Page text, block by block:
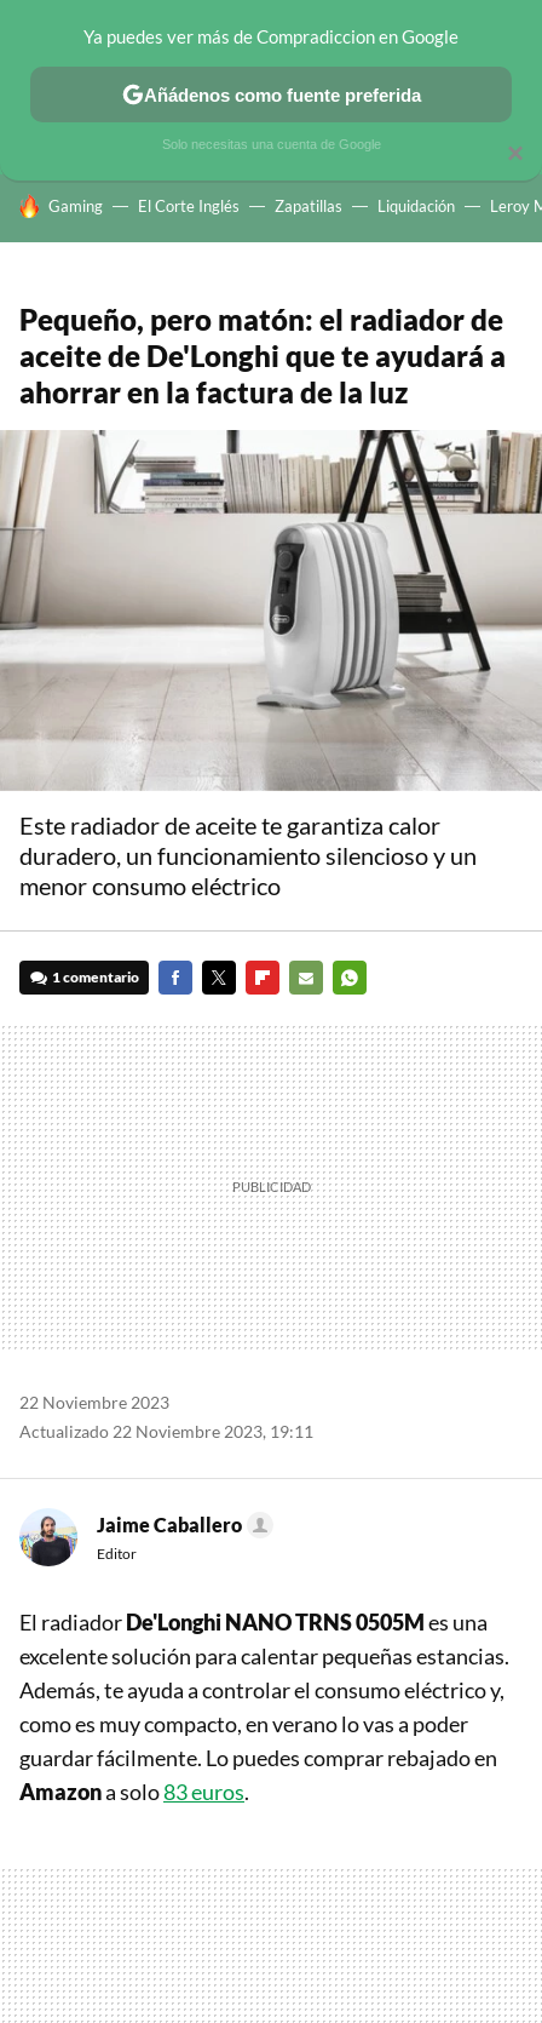
CHOLLOS TELEGRAM OFERTAS EN MÓVILES OFERTAS EN
HOY SE HABLA DE
Gaming El Corte Inglés Zapatillas Liquidación Leroy
Pequeño, pero matón: el radiador de
aceite de De'Longhi que te ayudará a
ahorrar en la factura de la luz
Este radiador de aceite te garantiza calor
duradero, un funcionamiento silencioso y un
menor consumo eléctrico
1 comentario
MAIL
22 Noviembre 2023
Actualizado 22 Noviembre 2023, 19:11
Jaime Caballero
Editor
El radiadorDe'Longhi NANO TRNS 0505Mes una
excelente solución para calentar pequeñas estancias.
Además, te ayuda a controlar el consumo eléctrico y,
como es muy compacto, en verano lo vas a poder
guardar fácilmente. Lo puedes comprar rebajado en
Amazona solo83 euros.
×
Ya puedes ver más de Compradiccion en Google
Añádenos como fuente preferida
Solo necesitas una cuenta de Google